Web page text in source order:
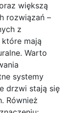
większą
rozwiązań –
z
mają
Warto
systemy
drzwi stają się
Również